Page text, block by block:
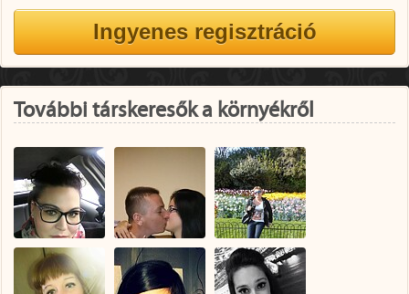
További társkeresők a környékről